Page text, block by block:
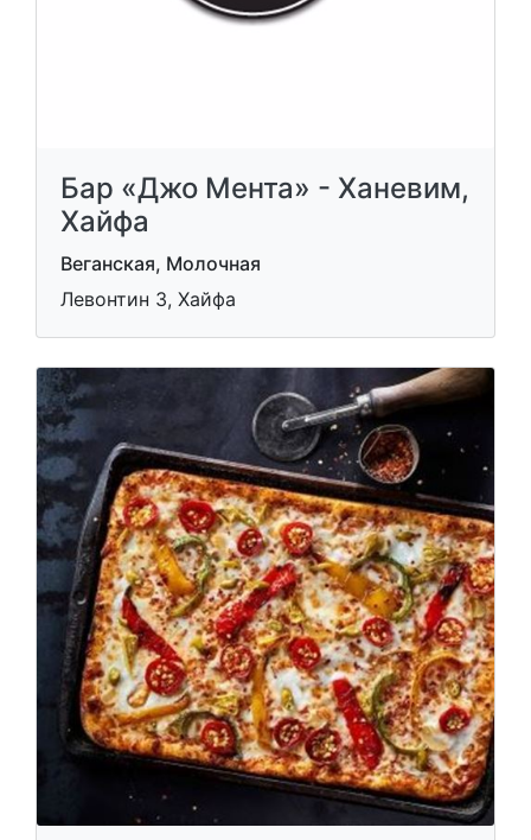
Бар «Джо Мента» - Ханевим,
Хайфа
Веганская, Молочная
Левонтин 3, Хайфа